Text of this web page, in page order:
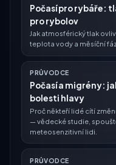
Počasí pro rybáře:
pro rybolov
Jak atmosférický tlak
teplota vody a měsíční
PRŮVODCE
Počasí a migrény:
bolesti hlavy
Proč někteří lidé cítí
— vědecké studie,
meteosenzitivní lidi.
PRŮVODCE